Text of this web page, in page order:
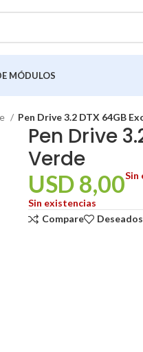
MÓDULOS
Pen Drive 3.2 DTX 64GB
Pen Drive
Verde
USD8,00Sin
Sin existencias
Compare
Deseados